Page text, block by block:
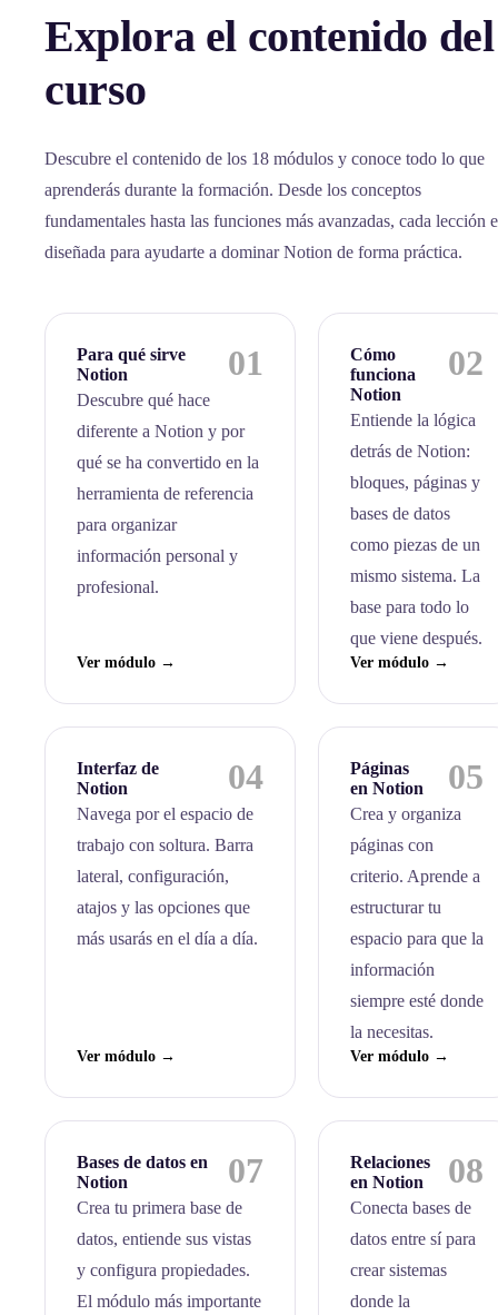
Explora el contenido del
curso
Descubre el contenido de los 18 módulos y conoce todo lo que
aprenderás durante la formación. Desde los conceptos
fundamentales hasta las funciones más avanzadas, cada lección
diseñada para ayudarte a dominar Notion de forma práctica.
Para qué sirve
Notion
01
Descubre qué hace
diferente a Notion y por
qué se ha convertido en la
herramienta de referencia
para organizar
información personal y
profesional.
Ver módulo →
Cómo
funciona
Notion
02
Entiende la lógica
detrás de Notion:
bloques, páginas y
bases de datos
como piezas de un
mismo sistema. La
base para todo lo
que viene después.
Ver módulo →
Interfaz de
Notion
04
Navega por el espacio de
trabajo con soltura. Barra
lateral, configuración,
atajos y las opciones que
más usarás en el día a día.
Ver módulo →
Páginas
en Notion
05
Crea y organiza
páginas con
criterio. Aprende a
estructurar tu
espacio para que la
información
siempre esté donde
la necesitas.
Ver módulo →
Bases de datos en
Notion
07
Crea tu primera base de
datos, entiende sus vistas
y configura propiedades.
El módulo más importante
Relaciones
en Notion
08
Conecta bases de
datos entre sí para
crear sistemas
donde la